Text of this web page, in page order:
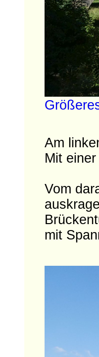
Am
Mit
Vom
mit